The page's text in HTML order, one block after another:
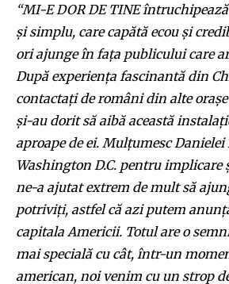
“MI-E DOR DE TINE
și simplu, care capătă ecou și
ori ajunge în fața publicului care
După experiența fascinantă din
contactați de români din alte
și-au dorit să aibă această
aproape de ei. Mulțumesc
Washington D.C. pentru implicare
ne-a ajutat extrem de mult să
potriviți, astfel că azi putem
capitala Americii. Totul are o
mai specială cu cât, într-un
american, noi venim cu un strop